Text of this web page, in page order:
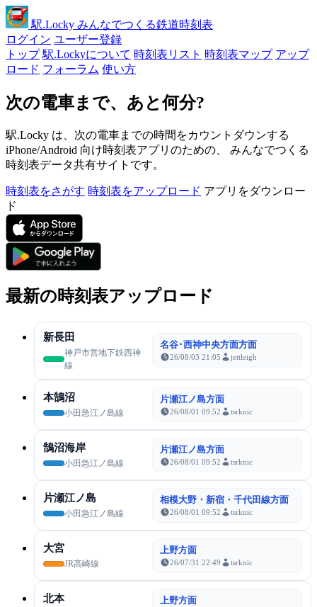
駅.Locky みんなでつくる鉄道時刻表
ログイン ユーザー登録
トップ 駅.Lockyについて 時刻表リスト 時刻表マップ アップ
ロード フォーラム 使い方
次の電車まで、あと何分?
駅.Locky は、次の電車までの時間をカウントダウンする
iPhone/Android 向け時刻表アプリのための、 みんなでつくる
時刻表データ共有サイトです。
時刻表をさがす 時刻表をアップロード アプリをダウンロー
ド
最新の時刻表アップロード
新長田
神戸市営地下鉄西神
線
名谷･西神中央方面方面
26/08/03 21:05 jettleigh
本鵠沼
小田急江ノ島線
片瀬江ノ島方面
26/08/01 09:52 tsrknic
鵠沼海岸
小田急江ノ島線
片瀬江ノ島方面
26/08/01 09:52 tsrknic
片瀬江ノ島
小田急江ノ島線
相模大野・新宿・千代田線方面
26/08/01 09:52 tsrknic
大宮
JR高崎線
上野方面
26/07/31 22:49 tsrknic
北本 上野方面